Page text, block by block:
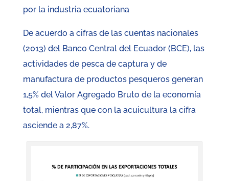
por la industria ecuatoriana
De acuerdo a cifras de las cuentas nacionales
(2013) del Banco Central del Ecuador (BCE), las
actividades de pesca de captura y de
manufactura de productos pesqueros generan
1,5% del Valor Agregado Bruto de la economía
total, mientras que con la acuicultura la cifra
asciende a 2,87%.